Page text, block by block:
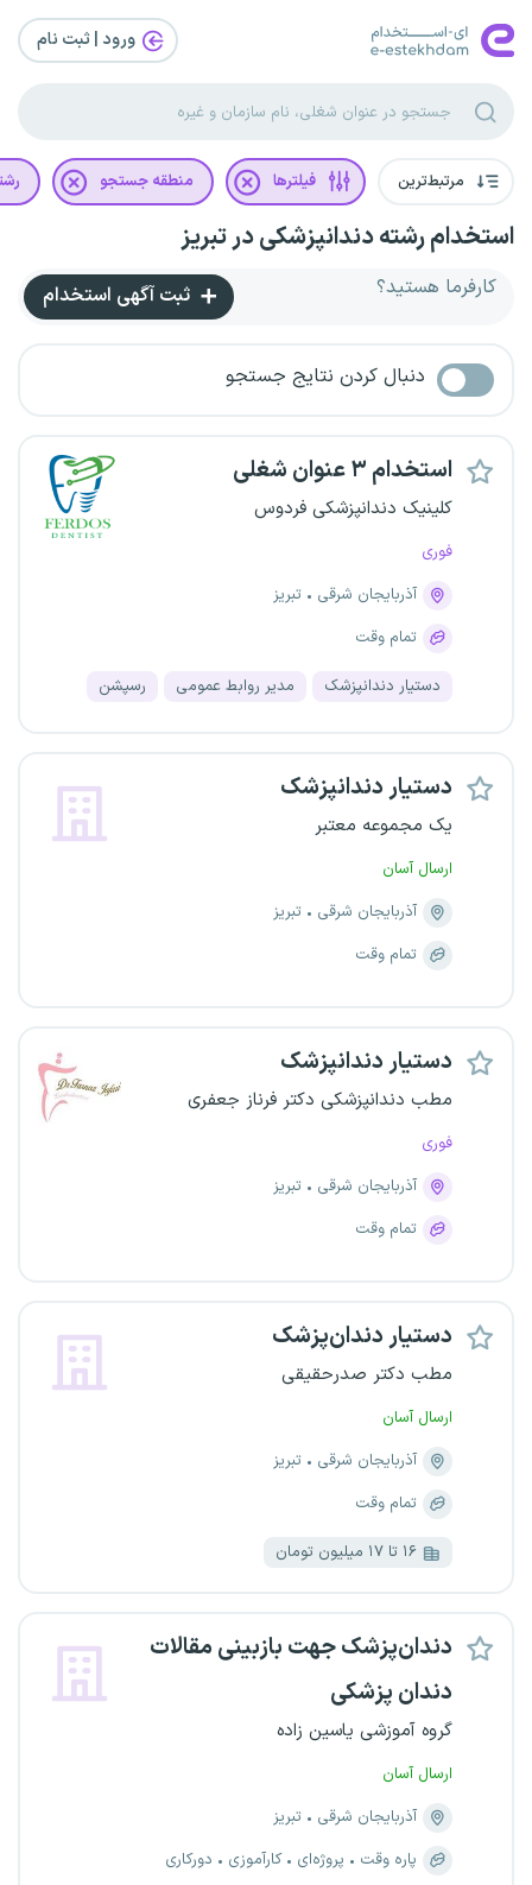
ورود | ثبت‌ نام
مرتبط‌ترین فیلترها منطقه جستجو
استخدام رشته دندانپزشکی در تبریز
کارفرما هستید؟ ثبت آگهی استخدام
دنبال کردن نتایج جستجو
استخدام ۳ عنوان شغلی
کلینیک‌ دندانپزشکی فردوس
فوری
آذربایجان شرقی
تبریز
تمام وقت
دستیار دندانپزشک مدیر روابط عمومی رسپشن
دستیار دندانپزشک
یک مجموعه معتبر
ارسال آسان
آذربایجان شرقی
تبریز
تمام وقت
دستیار دندانپزشک
مطب دندانپزشکی دکتر فرناز جعفری
فوری
آذربایجان شرقی
تبریز
تمام وقت
دستیار دندان‌پزشک
مطب دکتر صدرحقیقی
ارسال آسان
آذربایجان شرقی
تبریز
تمام وقت
۱۶ تا ۱۷ میلیون تومان
دندان‌پزشک جهت بازبینی مقالات
دندان پزشکی
گروه آموزشی یاسین زاده
ارسال آسان
آذربایجان شرقی
تبریز
پاره وقت
پروژه‌ای کارآموزی دورکاری